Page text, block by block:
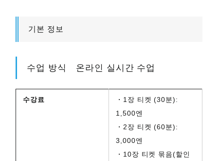
기본 정보
수업 방식 온라인 실시간 수업
수강료
・1장 티켓 (30분):
1,500엔
・2장 티켓 (60분):
3,000엔
・10장 티켓 묶음(할인